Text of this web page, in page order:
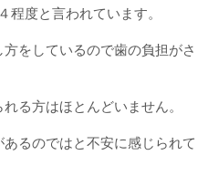
程度と言われています。
をしているので歯の負担がさ
る方はほとんどいません。
るのではと不安に感じられて